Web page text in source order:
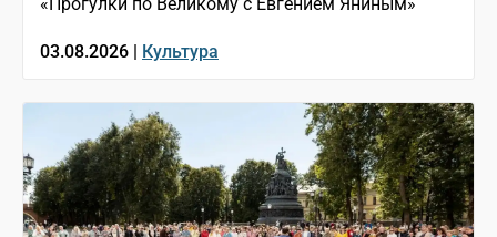
«Прогулки по Великому с Евгением Яниным»
03.08.2026 | Культура